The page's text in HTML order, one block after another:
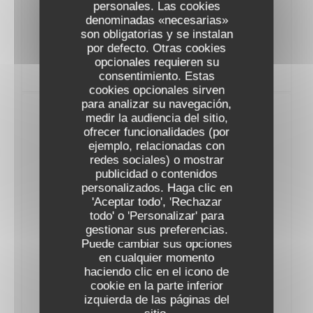
personales. Las cookies
denominadas «necesarias»
son obligatorias y se instalan
por defecto. Otras cookies
opcionales requieren su
consentimiento. Estas
cookies opcionales sirven
para analizar su navegación,
medir la audiencia del sitio,
ofrecer funcionalidades (por
ejemplo, relacionadas con
redes sociales) o mostrar
publicidad o contenidos
personalizados. Haga clic en
'Aceptar todo', 'Rechazar
todo' o 'Personalizar' para
gestionar sus preferencias.
Puede cambiar sus opciones
en cualquier momento
haciendo clic en el icono de
cookie en la parte inferior
izquierda de las páginas del
AOP L'Alzetto Prestige Famille Albertini
2023
53,00 EUR
Vins Rouges
BOURGOGNE
AOC Pinot Noir Thierry et Pascale Matrot
2022
54,00 EUR
AOC MarangesThierry et Pascale Matrot
2023
57,00 EUR